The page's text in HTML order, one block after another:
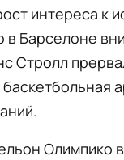
интереса к
в Барселоне
Стролл
Олимпико